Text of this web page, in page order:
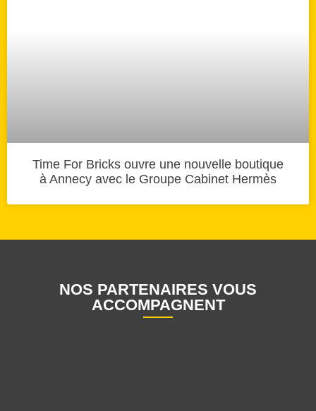
Time For Bricks ouvre une nouvelle boutique
à Annecy avec le Groupe Cabinet Hermès
NOS PARTENAIRES VOUS
ACCOMPAGNENT